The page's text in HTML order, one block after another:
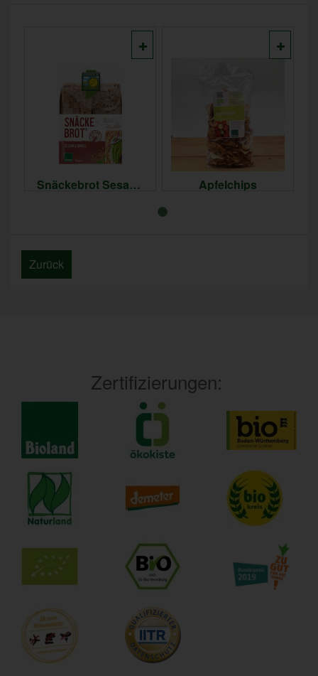
Snäckebrot Sesam-Dinkel
Apfelchips
Zurück
Zertifizierungen: